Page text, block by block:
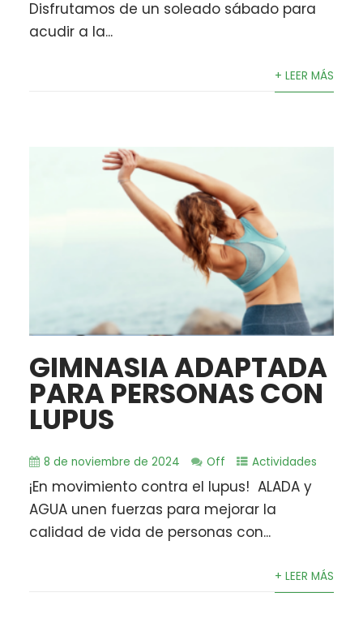
Disfrutamos de un soleado sábado para
acudir a la...
+ LEER MÁS
GIMNASIA ADAPTADA
PARA PERSONAS CON
LUPUS
8 de noviembre de 2024 Off Actividades
¡En movimiento contra el lupus! ‍ ALADA y
AGUA unen fuerzas para mejorar la
calidad de vida de personas con...
+ LEER MÁS